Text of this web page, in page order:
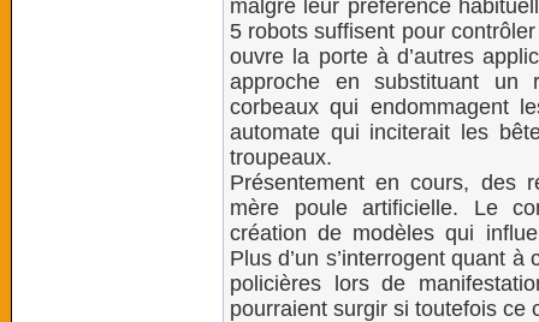
malgré leur préférence
5 robots suffisent pour
ouvre la porte à d’autres
approche en substituant un
corbeaux qui endommagent
automate qui inciterait les
troupeaux.
Présentement en cours, des
mère poule artificielle. Le
création de modèles qui
Plus d’un s’interrogent quant
policières lors de
pourraient surgir si toutefois ce